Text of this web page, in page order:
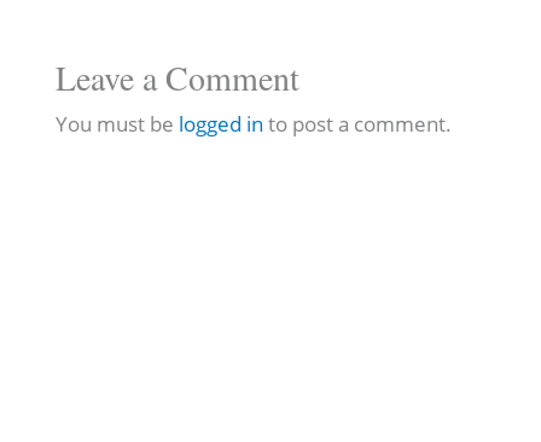
Leave a Comment
You must be logged in to post a comment.